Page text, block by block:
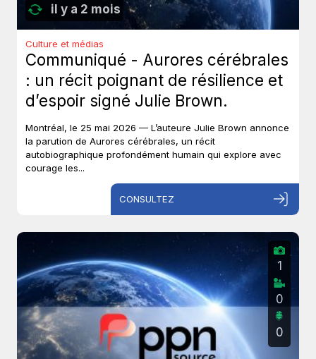
il y a 2 mois
Culture et médias
Communiqué - Aurores cérébrales
: un récit poignant de résilience et
d’espoir signé Julie Brown.
Montréal, le 25 mai 2026 — L’auteure Julie Brown annonce
la parution de Aurores cérébrales, un récit
autobiographique profondément humain qui explore avec
courage les...
CONSULTEZ
1
0
0